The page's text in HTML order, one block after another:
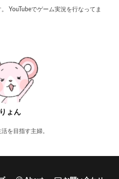
YouTubeでゲーム実況を行なってま
りょん
を目指す主婦。